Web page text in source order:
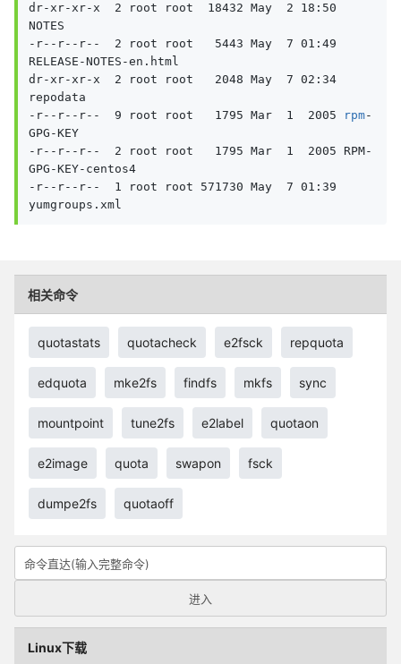
dr-xr-xr-x  2 root root  18432 May  2 18:50
NOTES
-r--r--r--  2 root root   5443 May  7 01:49
RELEASE-NOTES-en.html
dr-xr-xr-x  2 root root   2048 May  7 02:34
repodata
-r--r--r--  9 root root   1795 Mar  1  2005
rpm-
GPG-KEY
-r--r--r--  2 root root   1795 Mar  1  2005 RPM-
GPG-KEY-centos4
-r--r--r--  1 root root 571730 May  7 01:39
yumgroups.xml
相关命令
quotastats quotacheck e2fsck repquota
edquota mke2fs findfs mkfs sync
mountpoint tune2fs e2label quotaon
e2image quota swapon fsck
dumpe2fs quotaoff
Linux下载